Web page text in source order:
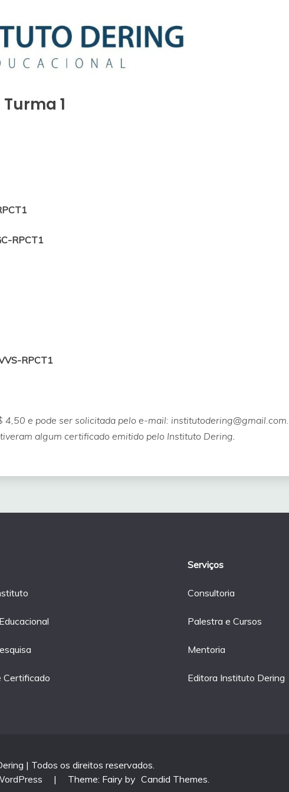
1
RPCT1
RPCT1
4,50 e pode ser solicitada pelo e-mail: institutodering@gmail.com.
algum certificado emitido pelo Instituto Dering.
Certificado
Serviços
Consultoria
Palestra e Cursos
Mentoria
Editora Instituto Dering
| Todos os direitos reservados.
| Theme: Fairy by Candid Themes.